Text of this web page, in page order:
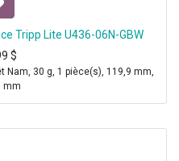
Tripp Lite U436-06N-GBW
$
Nam, 30 g, 1 pièce(s), 119,9 mm,
mm